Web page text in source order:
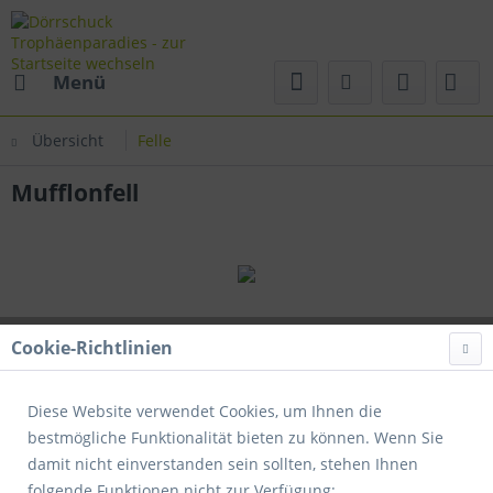
Menü
Übersicht Felle
Mufflonfell
Cookie-Richtlinien
Diese Website verwendet Cookies, um Ihnen die
bestmögliche Funktionalität bieten zu können. Wenn Sie
damit nicht einverstanden sein sollten, stehen Ihnen